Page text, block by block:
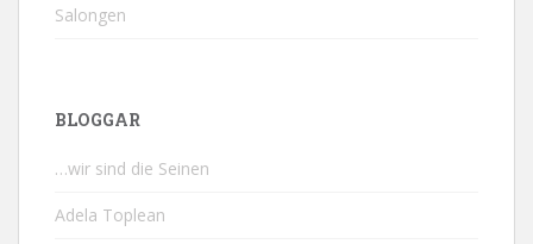
Salongen
BLOGGAR
…wir sind die Seinen
Adela Toplean